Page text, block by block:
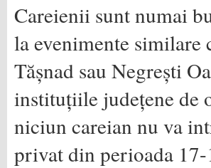
Careienii sunt numai
la evenimente similare
Tășnad sau Negrești
instituțiile județene de
niciun careian nu va
privat din perioada